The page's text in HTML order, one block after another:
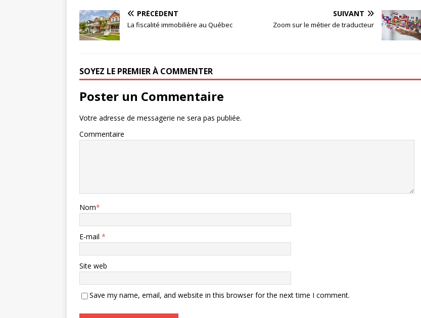
PRÉCÉDENT
La fiscalité immobilière au Québec
SUIVANT
Zoom sur le métier de traducteur
SOYEZ LE PREMIER À COMMENTER
Poster un Commentaire
Votre adresse de messagerie ne sera pas publiée.
Commentaire
Nom*
E-mail *
Site web
Save my name, email, and website in this browser for the next time I comment.